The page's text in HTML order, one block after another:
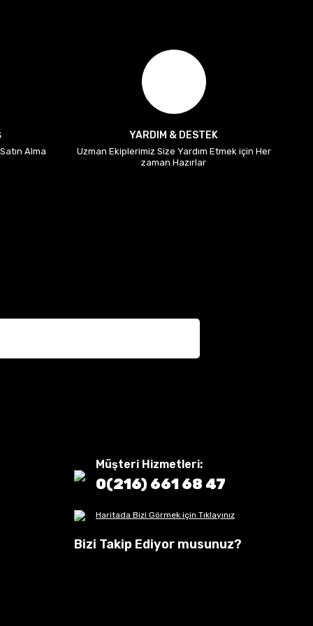
Alma
YARDIM & DESTEK
Uzman Ekiplerimiz Size Yardım Etmek için Her
zaman Hazırlar
Müşteri Hizmetleri:
0(216) 661 68 47
Haritada Bizi Görmek için Tıklayınız
Bizi Takip Ediyor musunuz?